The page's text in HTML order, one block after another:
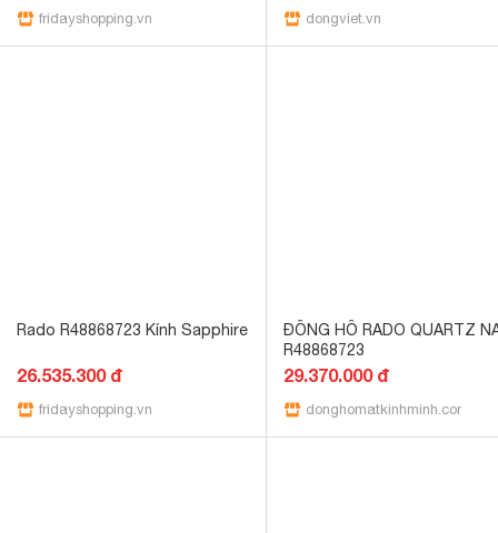
fridayshopping.vn dongviet.vn
Rado R48868723 Kính Sapphire
26.535.300 đ
fridayshopping.vn
ĐỒNG HỒ RADO QUARTZ
R48868723
29.370.000 đ
donghomatkinhminh.com